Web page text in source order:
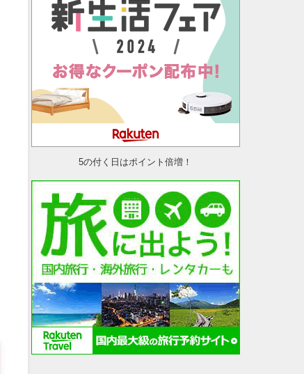
5の付く日はポイント倍増！